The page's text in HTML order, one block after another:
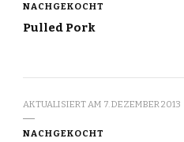
NACHGEKOCHT
Pulled Pork
AKTUALISIERT AM 7. DEZEMBER 2013
NACHGEKOCHT